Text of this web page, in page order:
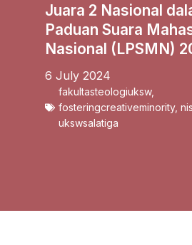
Juara 2 Nasional
Paduan Suara
Nasional (LPSMN)
6 July 2024
fakultasteologiuksw,
fosteringcreativeminority,
ukswsalatiga